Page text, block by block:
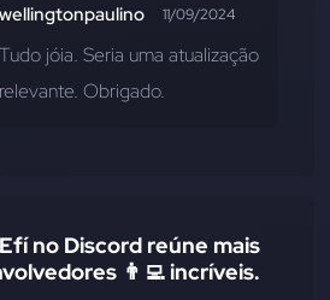
wellingtonpaulino 11/09/2024
Tudo jóia. Seria uma atualização
relevante. Obrigado.
no Discord reúne mais
👨‍💻 incríveis.